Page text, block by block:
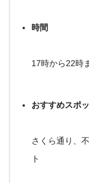
時間
17時から22時
おすすめスポ
さくら通り、
ト